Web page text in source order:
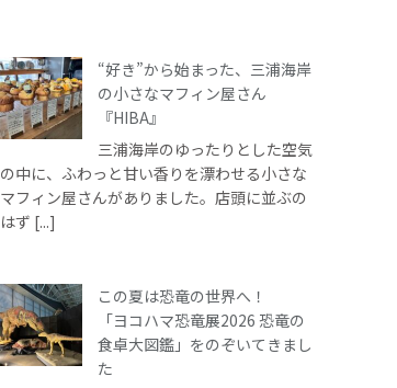
“好き”から始まった、三浦海岸
の小さなマフィン屋さん
『HIBA』
三浦海岸のゆったりとした空気
の中に、ふわっと甘い香りを漂わせる小さな
マフィン屋さんがありました。店頭に並ぶの
はず [...]
この夏は恐竜の世界へ！
「ヨコハマ恐竜展2026 恐竜の
食卓大図鑑」をのぞいてきまし
た